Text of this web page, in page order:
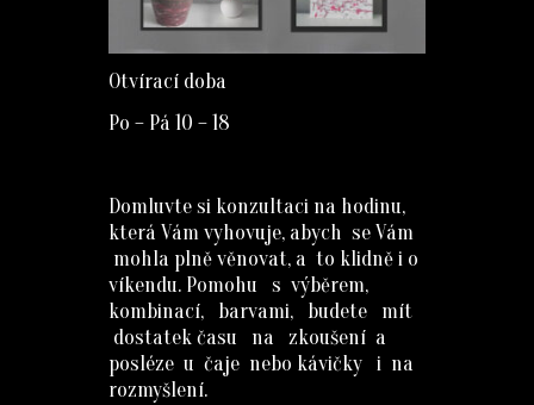
Otvírací doba
Po – Pá 10 – 18
Domluvte si konzultaci na hodinu,
která Vám vyhovuje, abych se Vám
mohla plně věnovat, a to klidně i o
víkendu. Pomohu s výběrem,
kombinací, barvami, budete mít
dostatek času na zkoušení a
posléze u čaje nebo kávičky i na
rozmyšlení.